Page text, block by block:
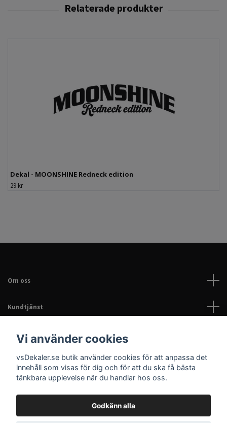
Dekal - MOONSHINE Redneck edition
29 kr
Om oss
Kundtjänst
Läs mer
Sociala medier
Vi använder cookies
vsDekaler.se butik använder cookies för att anpassa det
innehåll som visas för dig och för att du ska få bästa
tänkbara upplevelse när du handlar hos oss.
Godkänn alla